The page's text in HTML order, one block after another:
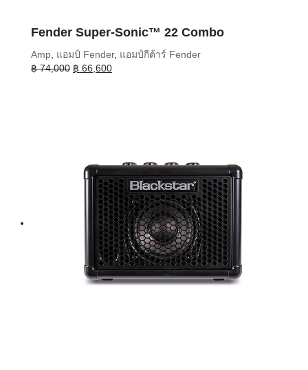
Fender Super-Sonic™ 22 Combo
Amp แอมป์ Fender, แอมป์กีต้าร์ Fender
฿74,000 Original
฿ 66,600Current